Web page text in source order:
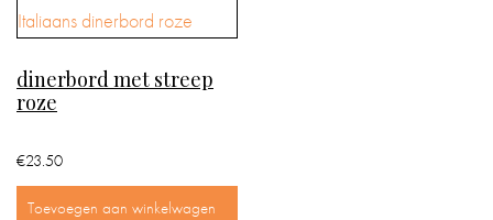
KEUKEN
IN
DE
IN
dinerbord met streep
roze
€23.50
Toevoegen aan winkelwagen